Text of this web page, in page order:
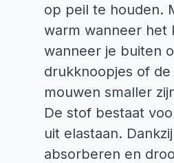
op peil te houden.
warm wanneer het
wanneer je buiten
drukknoopjes of
mouwen smaller
De stof bestaat
uit elastaan.
absorberen en